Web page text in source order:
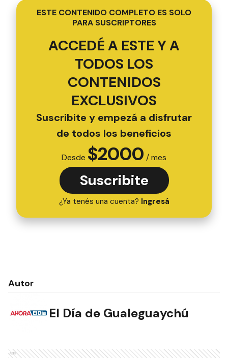
ESTE CONTENIDO COMPLETO ES SOLO
PARA SUSCRIPTORES
ACCEDÉ A ESTE Y A
TODOS LOS
CONTENIDOS
EXCLUSIVOS
Suscribite y empezá a disfrutar
de todos los beneficios
Desde $2000 / mes
Suscribite
¿Ya tenés una cuenta? Ingresá
Autor
El Día de Gualeguaychú
Ads